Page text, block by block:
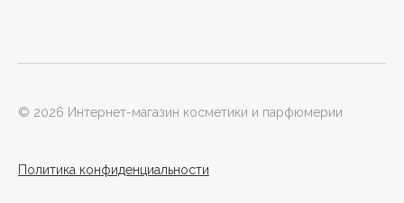
© 2026 Интернет-магазин косметики и парфюмерии
Политика конфиденциальности